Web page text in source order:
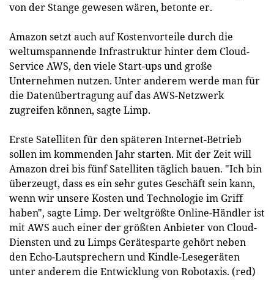
von der Stange gewesen wären, betonte er.
Amazon setzt auch auf Kostenvorteile durch die
weltumspannende Infrastruktur hinter dem Cloud-
Service AWS, den viele Start-ups und große
Unternehmen nutzen. Unter anderem werde man für
die Datenübertragung auf das AWS-Netzwerk
zugreifen können, sagte Limp.
Erste Satelliten für den späteren Internet-Betrieb
sollen im kommenden Jahr starten. Mit der Zeit will
Amazon drei bis fünf Satelliten täglich bauen. "Ich bin
überzeugt, dass es ein sehr gutes Geschäft sein kann,
wenn wir unsere Kosten und Technologie im Griff
haben", sagte Limp. Der weltgrößte Online-Händler ist
mit AWS auch einer der größten Anbieter von Cloud-
Diensten und zu Limps Gerätesparte gehört neben
den Echo-Lautsprechern und Kindle-Lesegeräten
unter anderem die Entwicklung von Robotaxis. (red)